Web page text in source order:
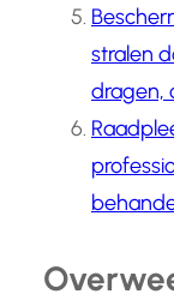
stralen
dragen,